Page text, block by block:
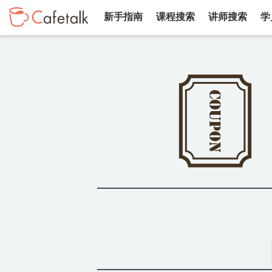
新手指南 课程搜索 讲师搜索